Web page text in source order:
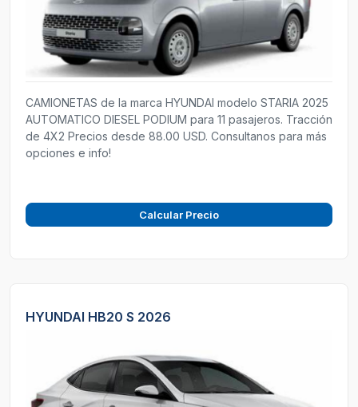
CAMIONETAS de la marca HYUNDAI modelo STARIA 2025
AUTOMATICO DIESEL PODIUM para 11 pasajeros. Tracción
de 4X2 Precios desde 88.00 USD. Consultanos para más
opciones e info!
Calcular Precio
HYUNDAI HB20 S 2026